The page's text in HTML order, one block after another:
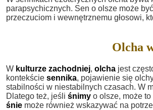
parapsychicznych. Sen o olsze może
przeczuciom i wewnętrznemu głosowi,
Olcha
W kulturze zachodniej, olcha jest
kontekście sennika, pojawienie się
stabilności w niestabilnych czasach. W
Dlatego też, jeśli śnimy o olsze, może
śnie może również wskazywać na